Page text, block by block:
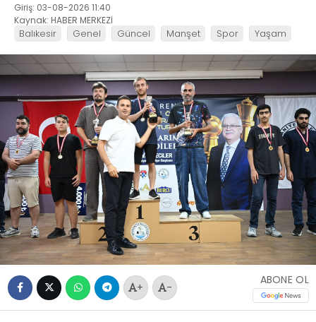
Giriş: 03-08-2026 11:40
Kaynak: HABER MERKEZİ
Balıkesir Genel Güncel Manşet Spor Yaşam
+ -
ABONE OL